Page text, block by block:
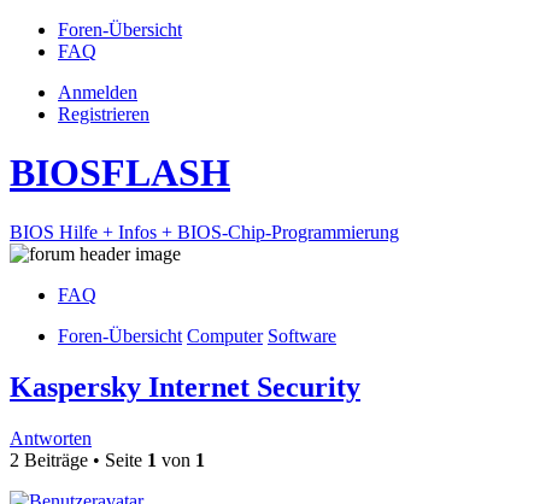
Foren-Übersicht
FAQ
Anmelden
Registrieren
BIOSFLASH
BIOS Hilfe + Infos + BIOS-Chip-Programmierung
FAQ
Foren-Übersicht Computer Software
Kaspersky Internet Security
Antworten
2 Beiträge • Seite 1 von 1